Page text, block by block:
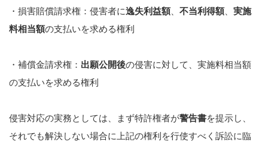
・損害賠償請求権：侵害者に逸失利益額、 不当利得額、 実施
料相当額の支払いを求める権利
・補償金請求権： 出願公開後の侵害に対して、実施料相当額
の支払いを求める権利
侵害対応の実務としては、まず特許権者が警告書を提示し、
それでも解決しない場合に上記の権利を行使すべく訴訟に臨